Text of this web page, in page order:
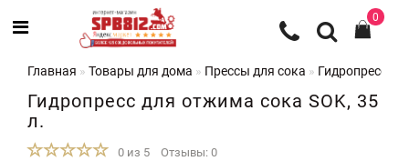
0
Главная Товары для дома Прессы для сока Гидропресс
Гидропресс для отжима сока SOK, 35
л.
0 из 5 Отзывы: 0